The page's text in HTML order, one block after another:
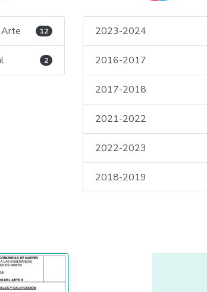
Arte 12
2
2023-2024
2016-2017
2017-2018
2021-2022
2022-2023
2018-2019